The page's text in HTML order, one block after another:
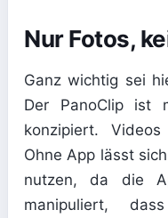
Nur Fotos,
Ganz wichtig sei
Der PanoClip ist
konzipiert.
Ohne App lässt
nutzen, da die
manipuliert,